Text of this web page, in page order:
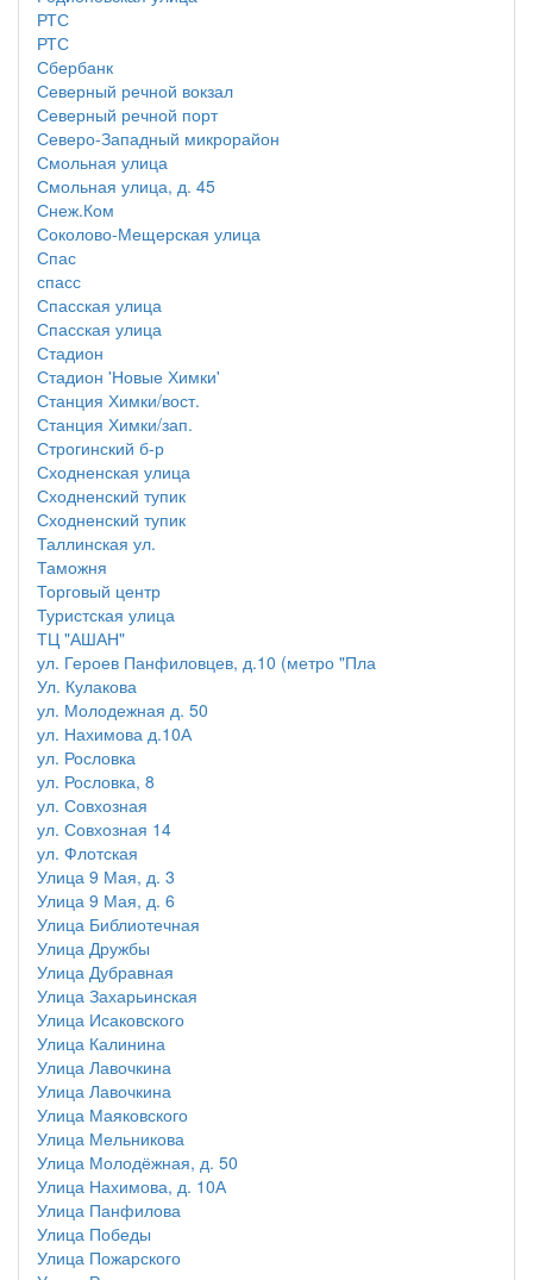
РТС
РТС
Сбербанк
Северный речной вокзал
Северный речной порт
Северо-Западный микрорайон
Смольная улица
Смольная улица, д. 45
Снеж.Ком
Соколово-Мещерская улица
Спас
спасс
Спасская улица
Спасская улица
Стадион
Стадион 'Новые Химки'
Станция Химки/вост.
Станция Химки/зап.
Строгинский б-р
Сходненская улица
Сходненский тупик
Сходненский тупик
Таллинская ул.
Таможня
Торговый центр
Туристская улица
ТЦ "АШАН"
ул. Героев Панфиловцев, д.10 (метро "Пла
Ул. Кулакова
ул. Молодежная д. 50
ул. Нахимова д.10А
ул. Рословка
ул. Рословка, 8
ул. Совхозная
ул. Совхозная 14
ул. Флотская
Улица 9 Мая, д. 3
Улица 9 Мая, д. 6
Улица Библиотечная
Улица Дружбы
Улица Дубравная
Улица Захарьинская
Улица Исаковского
Улица Калинина
Улица Лавочкина
Улица Лавочкина
Улица Маяковского
Улица Мельникова
Улица Молодёжная, д. 50
Улица Нахимова, д. 10А
Улица Панфилова
Улица Победы
Улица Пожарского